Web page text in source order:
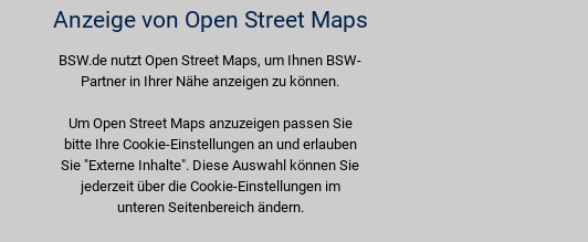
Anzeige von Open Street Maps
BSW.de nutzt Open Street Maps, um Ihnen BSW-
Partner in Ihrer Nähe anzeigen zu können.
Um Open Street Maps anzuzeigen passen Sie
bitte Ihre Cookie-Einstellungen an und erlauben
Sie "Externe Inhalte". Diese Auswahl können Sie
jederzeit über die Cookie-Einstellungen im
unteren Seitenbereich ändern.